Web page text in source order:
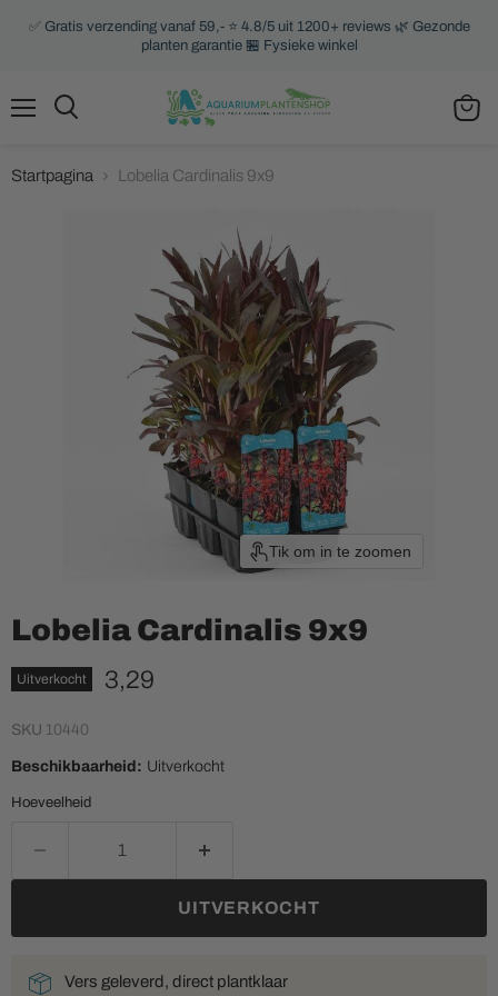
✅ Gratis verzending vanaf 59,- ⭐ 4.8/5 uit 1200+ reviews 🌿 Gezonde
planten garantie 🏪 Fysieke winkel
Startpagina Lobelia Cardinalis 9x9
Tik om in te zoomen
Lobelia Cardinalis 9x9
Uitverkocht Huidige prijs
3,29
SKU 10440
Beschikbaarheid: Uitverkocht
Hoeveelheid
UITVERKOCHT
Vers geleverd, direct plantklaar